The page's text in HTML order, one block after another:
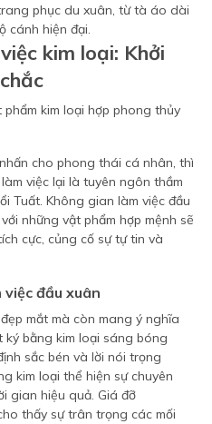
phục du xuân, từ tà áo dài
cánh hiện đại.
kim loại: Khởi
cho phong thái cá nhân, thì
việc lại là tuyên ngôn thầm
Tuất. Không gian làm việc đầu
những vật phẩm hợp mệnh sẽ
cực, củng cố sự tự tin và
đầu xuân
mắt mà còn mang ý nghĩa
ký bằng kim loại sáng bóng
sắc bén và lời nói trọng
kim loại thể hiện sự chuyên
gian hiệu quả. Giá đỡ
thấy sự trân trọng các mối